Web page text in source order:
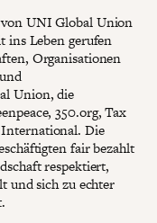
UNI Global Union
ins Leben gerufen
Organisationen
Union, die
350.org, Tax
Die
fair bezahlt
respektiert,
und sich zu echter